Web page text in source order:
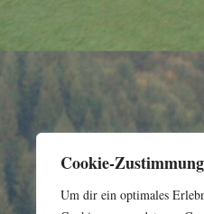
Cookie-
Um dir ein optimales